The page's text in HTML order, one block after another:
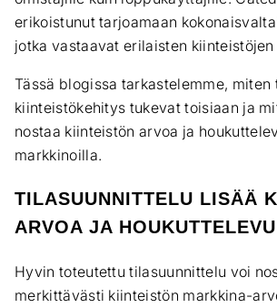
erikoistunut tarjoamaan
jotka vastaavat erilaisten
Tässä blogissa tarkastelemme, miten
kiinteistökehitys tukevat toisiaan ja
nostaa kiinteistön arvoa ja
markkinoilla.
TILASUUNNITTELU LISÄÄ
ARVOA JA
Hyvin toteutettu tilasuunnittelu voi
merkittävästi kiinteistön markkina-